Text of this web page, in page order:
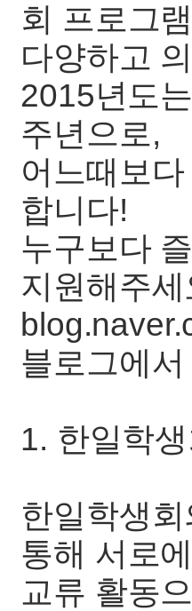
회 프로그
다양하고
2015년도
주년으로,
어느때보
합니다!
누구보다
지원해주세
블로그에
1. 한일학
한일학생
통해 서로
교류 활동